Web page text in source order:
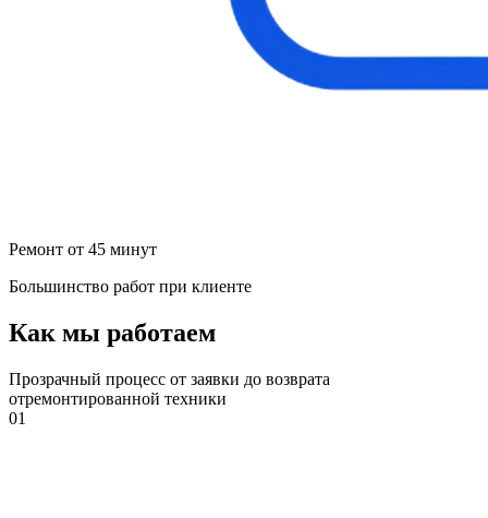
Ремонт от 45 минут
Большинство работ при клиенте
Как мы работаем
Прозрачный процесс от заявки до возврата
отремонтированной техники
01